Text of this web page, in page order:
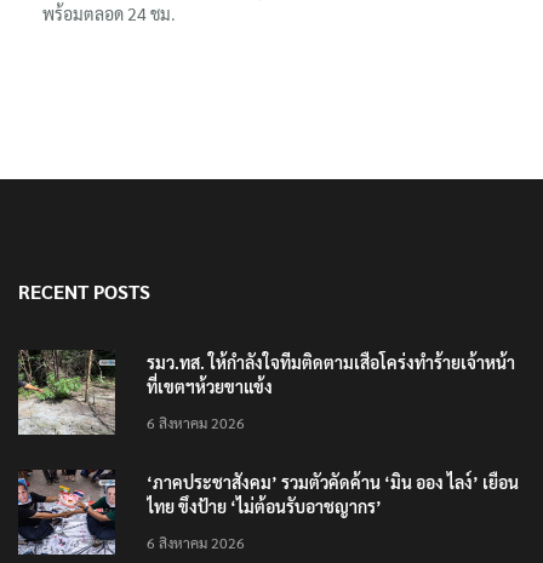
พร้อมตลอด 24 ชม.
RECENT POSTS
รมว.ทส. ให้กำลังใจทีมติดตามเสือโคร่งทำร้ายเจ้าหน้า
ที่เขตฯห้วยขาแข้ง
6 สิงหาคม 2026
‘ภาคประชาสังคม’ รวมตัวคัดค้าน ‘มิน ออง ไลง์’ เยือน
ไทย ขึงป้าย ‘ไม่ต้อนรับอาชญากร’
6 สิงหาคม 2026